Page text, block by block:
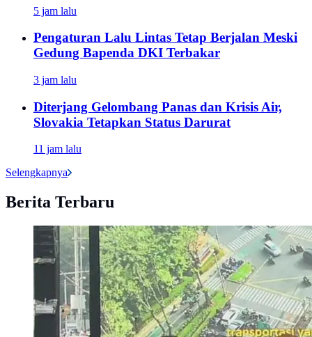
5 jam lalu
Pengaturan Lalu Lintas Tetap Berjalan Meski
Gedung Bapenda DKI Terbakar
3 jam lalu
Diterjang Gelombang Panas dan Krisis Air,
Slovakia Tetapkan Status Darurat
11 jam lalu
Selengkapnya
Berita Terbaru